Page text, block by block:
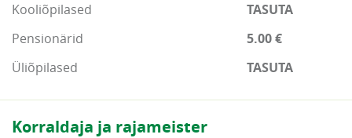
Kooliõpilased
TASUTA
Pensionärid
5.00 €
Üliõpilased
TASUTA
Korraldaja ja rajameister